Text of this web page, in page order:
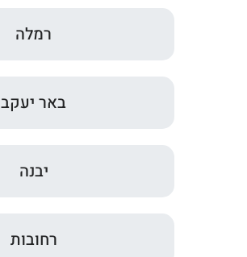
רמלה
באר יעקב
יבנה
רחובות